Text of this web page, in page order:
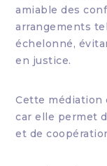
amiable des
arrangements
échelonné,
en justice.
Cette
car elle permet
et de